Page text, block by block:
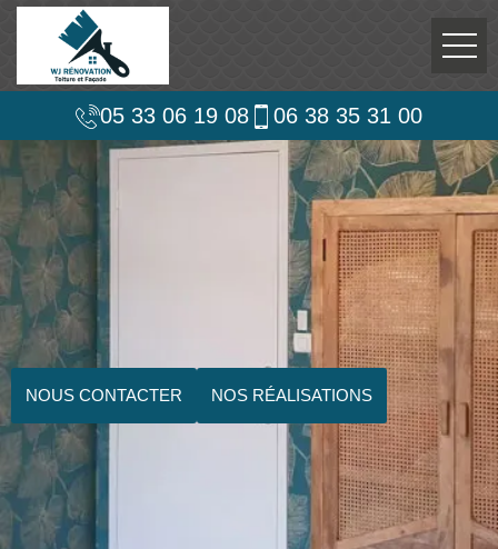
05 33 06 19 08 06 38 35 31 00
NOUS CONTACTER NOS RÉALISATIONS